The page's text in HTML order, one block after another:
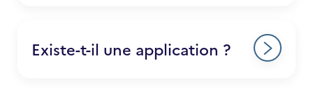
Existe-t-il une application ?